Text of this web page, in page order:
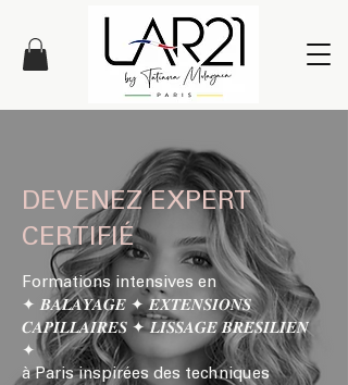
DEVENEZ EXPERT
CERTIFIÉ
Formations intensives en
✦ 𝑩𝑨𝑳𝑨𝒀𝑨𝑮𝑬 ✦ 𝑬𝑿𝑻𝑬𝑵𝑺𝑰𝑶𝑵𝑺
𝑪𝑨𝑷𝑰𝑳𝑳𝑨𝑰𝑹𝑬𝑺 ✦ 𝑳𝑰𝑺𝑺𝑨𝑮𝑬 𝑩𝑹𝑬́𝑺𝑰𝑳𝑰𝑬𝑵
✦
à Paris inspirées des techniques